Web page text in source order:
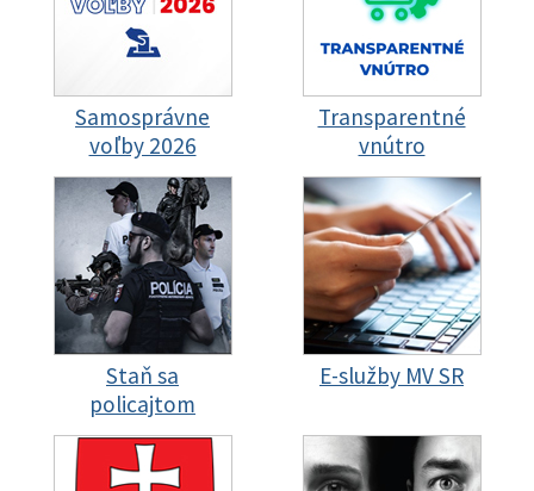
Samosprávne
voľby 2026
Transparentné
vnútro
Staň sa
policajtom
E-služby MV SR